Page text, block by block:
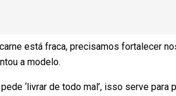
está fraca, precisamos fortalecer
a modelo.
‘livrar de todo mal’, isso serve para